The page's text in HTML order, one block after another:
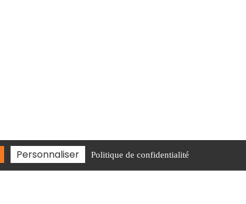
Personnaliser Politique de confidentialité